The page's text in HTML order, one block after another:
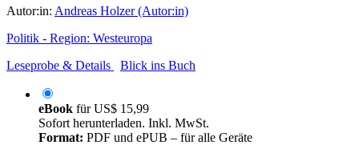
Autor:in: Andreas Holzer (Autor:in)
Politik - Region: Westeuropa
Leseprobe & Details
Blick ins Buch
eBook fürUS$ 15,99
Sofort herunterladen. Inkl. MwSt.
Format: PDF und ePUB – für alle Geräte